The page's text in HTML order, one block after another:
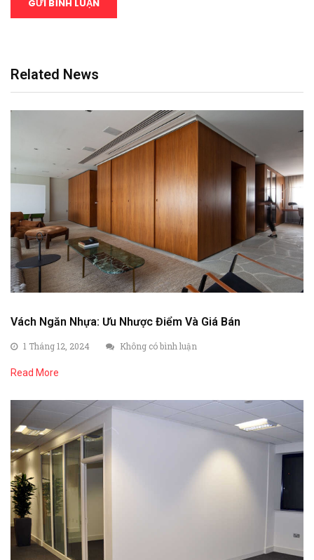
Related News
Vách Ngăn Nhựa: Ưu Nhược Điểm Và Giá Bán
1 Tháng 12, 2024 Không có bình luận
Read More